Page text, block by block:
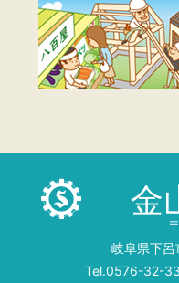
金
岐阜県下呂
Tel.0576-32-